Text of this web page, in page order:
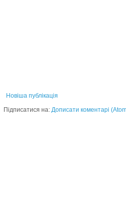
Новіша публікація
Підписатися на: Дописати коментарі